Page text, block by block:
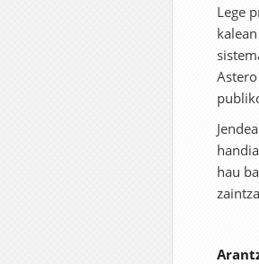
Lege
hau